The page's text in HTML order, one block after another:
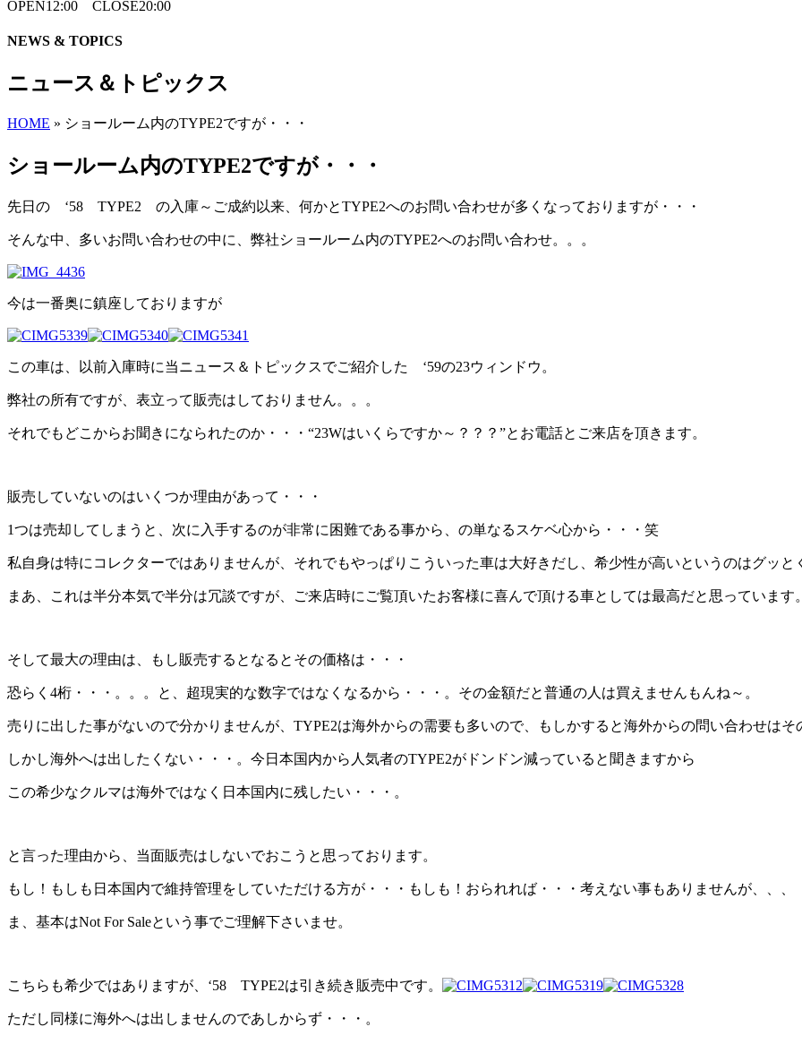
OPEN12:00 CLOSE20:00
NEWS & TOPICS
ニュース＆トピックス
HOME » ショールーム内のTYPE2ですが・・・
ショールーム内のTYPE2ですが・・・
先日の ‘58 TYPE2 の入庫～ご成約以来、何かとTYPE2へのお問い合わせが多くなっておりますが・・・
そんな中、多いお問い合わせの中に、弊社ショールーム内のTYPE2へのお問い合わせ。。。
今は一番奥に鎮座しておりますが
この車は、以前入庫時に当ニュース＆トピックスでご紹介した ‘59の23ウィンドウ。
弊社の所有ですが、表立って販売はしておりません。。。
それでもどこからお聞きになられたのか・・・“23Wはいくらですか～？？？”とお電話とご来店を頂きます。
販売していないのはいくつか理由があって・・・
1つは売却してしまうと、次に入手するのが非常に困難である事から、の単なるスケベ心から・・・笑
私自身は特にコレクターではありませんが、それでもやっぱりこういった車は大好きだし、希少性が高いというのはグッと
まあ、これは半分本気で半分は冗談ですが、ご来店時にご覧頂いたお客様に喜んで頂ける車としては最高だと思っています。
そして最大の理由は、もし販売するとなるとその価格は・・・
恐らく4桁・・・。。。と、超現実的な数字ではなくなるから・・・。その金額だと普通の人は買えませんもんね～。
売りに出した事がないので分かりませんが、TYPE2は海外からの需要も多いので、もしかすると海外からの問い合わせはそ
しかし海外へは出したくない・・・。今日本国内から人気者のTYPE2がドンドン減っていると聞きますから
この希少なクルマは海外ではなく日本国内に残したい・・・。
と言った理由から、当面販売はしないでおこうと思っております。
もし！もしも日本国内で維持管理をしていただける方が・・・もしも！おられれば・・・考えない事もありませんが、、、
ま、基本はNot For Saleという事でご理解下さいませ。
こちらも希少ではありますが、‘58 TYPE2は引き続き販売中です。
ただし同様に海外へは出しませんのであしからず・・・。